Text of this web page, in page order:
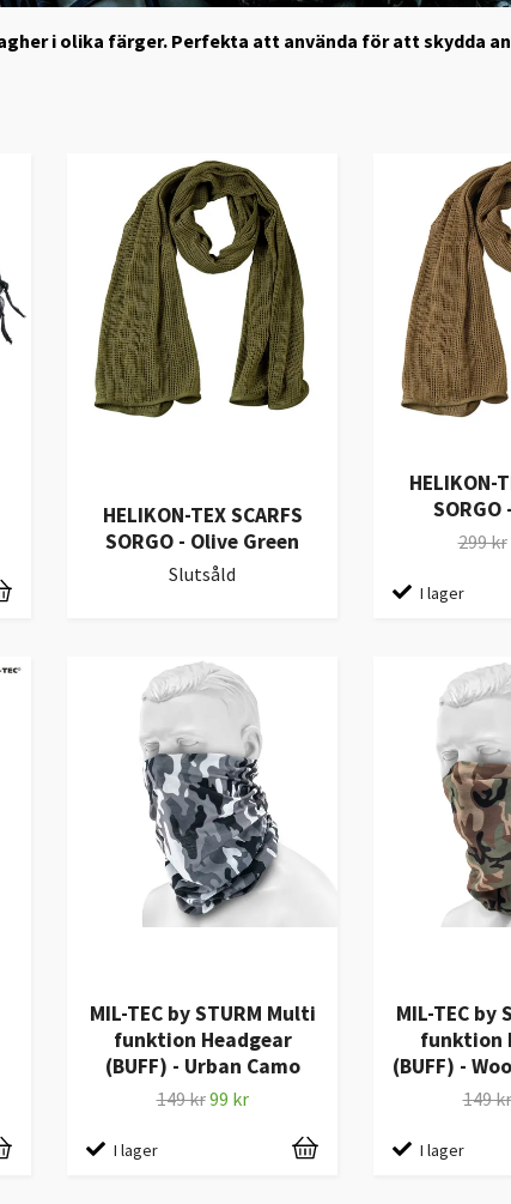
i olika färger. Perfekta att använda för att skydda
HELIKON-TEX SCARFS
SORGO - Olive Green
Slutsåld
HELIKON-
299 kr
I lager
MIL-TEC by STURM Multi
funktion Headgear
(BUFF) - Urban Camo
149 kr99 kr
I lager
MIL-TEC by
funktion
(BUFF) -
149 kr
I lager